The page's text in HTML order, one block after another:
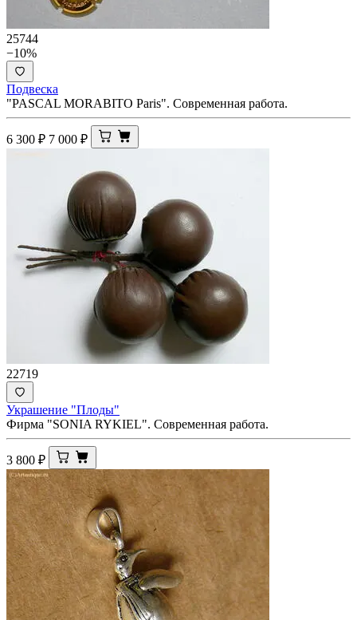
25744
−10%
Подвеска
"PASCAL MORABITO Paris". Современная работа.
6 300 ₽ 7 000 ₽
22719
Украшение "Плоды"
Фирма "SONIA RYKIEL". Современная работа.
3 800 ₽